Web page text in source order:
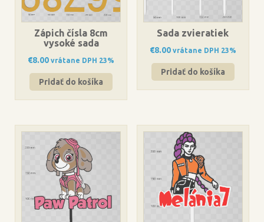
Zápich čísla 8cm
vysoké sada
€8.00 vrátane DPH 23%
Pridať do košíka
Sada zvieratiek
€8.00 vrátane DPH 23%
Pridať do košíka